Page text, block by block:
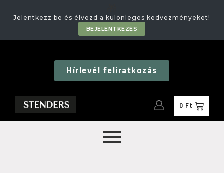
Jelentkezz be és élvezd a különleges kedvezményeket!
BEJELENTKEZÉS
Hírlevél feliratkozás
0 Ft